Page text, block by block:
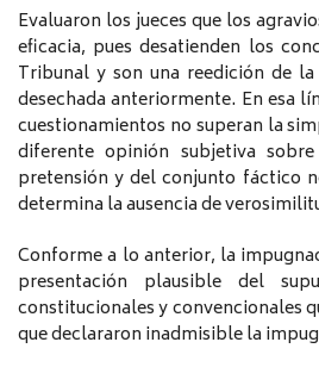
Evaluaron los jueces que los
eficacia, pues desatienden los
Tribunal y son una reedición de
desechada anteriormente. En esa
cuestionamientos no superan la
diferente opinión subjetiva
pretensión y del conjunto fáctico
determina la ausencia de
Conforme a lo anterior, la
presentación plausible del
constitucionales y convencionales
que declararon inadmisible la